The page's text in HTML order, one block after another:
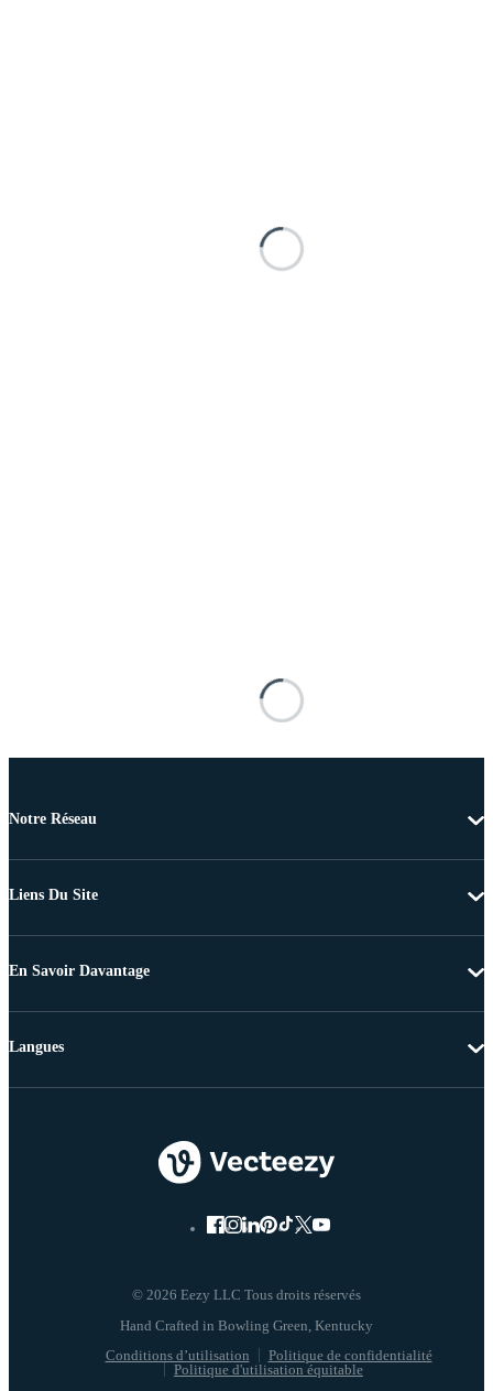
Notre Réseau
Liens Du Site
En Savoir Davantage
© 2026 Eezy LLC Tous droits réservés
Conditions d’utilisation
Politique de confidentialité
Politique d'utilisation équitable
Langues